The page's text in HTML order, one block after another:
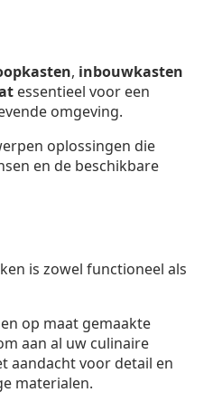
, inbouwkasten
essentieel voor een
omgeving.
oplossingen die
en de beschikbare
is zowel functioneel als
en op maat gemaakte
aan al uw culinaire
aandacht voor detail en
materialen.